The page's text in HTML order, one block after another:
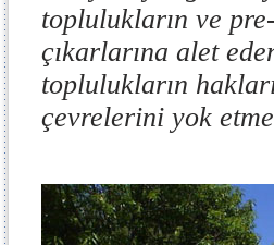
toplulukların ve
çıkarlarına alet
toplulukların
çevrelerini yok